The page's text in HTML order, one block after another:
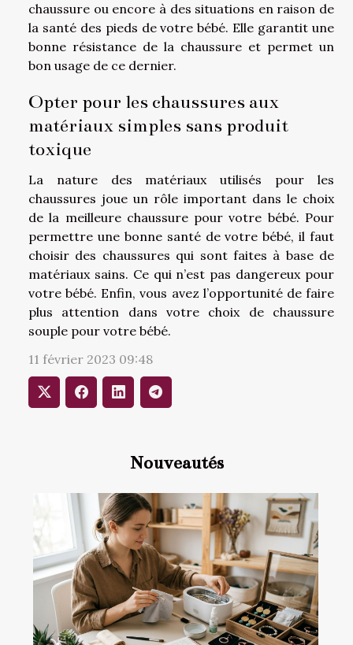
Nouveautés
chaussure ou encore à des situations en raison de
la santé des pieds de votre bébé. Elle garantit une
bonne résistance de la chaussure et permet un
bon usage de ce dernier.
Opter pour les chaussures aux
matériaux simples sans produit
toxique
La nature des matériaux utilisés pour les
chaussures joue un rôle important dans le choix
de la meilleure chaussure pour votre bébé. Pour
permettre une bonne santé de votre bébé, il faut
choisir des chaussures qui sont faites à base de
matériaux sains. Ce qui n’est pas dangereux pour
votre bébé. Enfin, vous avez l’opportunité de faire
plus attention dans votre choix de chaussure
souple pour votre bébé.
11 février 2023 09:48